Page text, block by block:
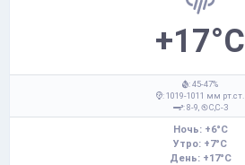
+17°C
: 45-47%
: 1019-1011 мм рт.ст.
: 8-9,
С,С-З
Ночь: +6°C
Утро: +7°C
День: +17°C